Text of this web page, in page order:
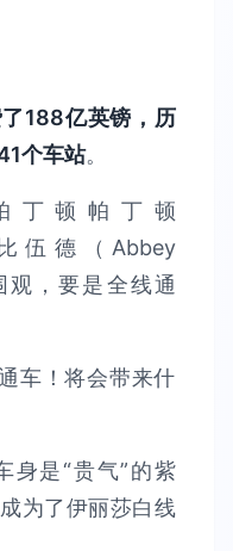
188亿英镑，历
个车站。
丁顿帕丁顿
伍德（Abbey
观，要是全线通
身是“贵气”的紫
为了伊丽莎白线